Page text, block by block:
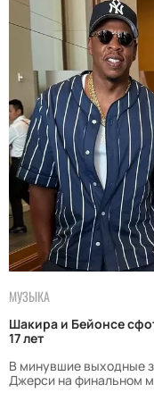
МУЗЫКА
Шакира и Бейонсе
17 лет
В минувшие выходные
Джерси на финальном